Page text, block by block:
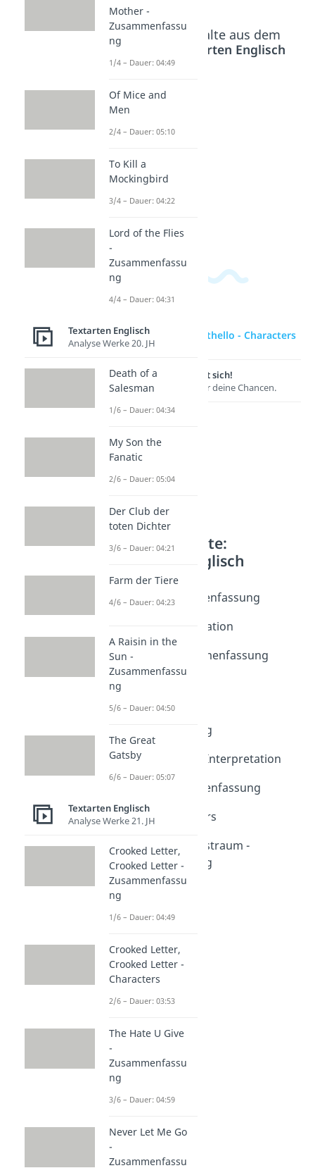
Beliebte Inhalte aus dem
Textarten Englisch
Ein
Somme
rnachts
Zusam
menfas
sung
zur Videoseite: Othello - Characters
Lernen lohnt sich!
Entdecke hier deine Chancen.
Weitere Inhalte:
Textarten Englisch
Shakespeares Werke
Hamlet - Zusammenfassung
Hamlet - Interpretation
Dauer: 05:00
Macbeth - Zusammenfassung
Dauer: 04:51
Macbeth - Analyse
Romeo und Julia -
Zusammenfassung
Dauer: 04:35
Romeo und Julia - Interpretation
Dauer: 04:52
Othello - Zusammenfassung
Dauer: 05:32
Othello - Characters
Ein Sommernachtstraum -
Zusammenfassung
Dauer: 05:11
Mother -
Zusammenfassu
ng
1/4 – Dauer: 04:49
Of Mice and
Men
2/4 – Dauer: 05:10
To Kill a
Mockingbird
3/4 – Dauer: 04:22
Lord of the Flies
-
Zusammenfassu
ng
4/4 – Dauer: 04:31
Textarten Englisch
Analyse Werke 20. JH
Death of a
Salesman
1/6 – Dauer: 04:34
My Son the
Fanatic
2/6 – Dauer: 05:04
Der Club der
toten Dichter
3/6 – Dauer: 04:21
Farm der Tiere
4/6 – Dauer: 04:23
A Raisin in the
Sun -
Zusammenfassu
ng
5/6 – Dauer: 04:50
The Great
Gatsby
6/6 – Dauer: 05:07
Textarten Englisch
Analyse Werke 21. JH
Crooked Letter,
Crooked Letter -
Zusammenfassu
ng
1/6 – Dauer: 04:49
Crooked Letter,
Crooked Letter -
Characters
2/6 – Dauer: 03:53
The Hate U Give
-
Zusammenfassu
ng
3/6 – Dauer: 04:59
Never Let Me Go
-
Zusammenfassu